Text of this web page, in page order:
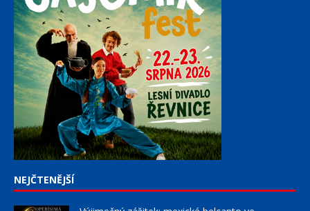
NEJČTENĚJŠÍ